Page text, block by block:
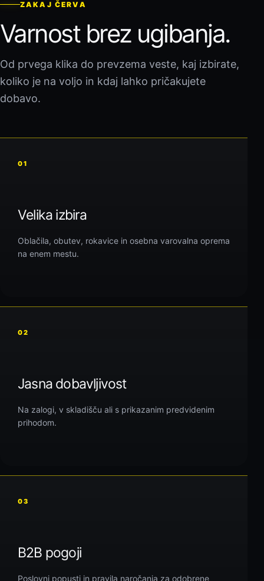
ZAKAJ ČERVA
Varnost brez ugibanja.
Od prvega klika do prevzema veste, kaj izbirate,
koliko je na voljo in kdaj lahko pričakujete
dobavo.
01
Velika izbira
Oblačila, obutev, rokavice in osebna varovalna oprema
na enem mestu.
02
Jasna dobavljivost
Na zalogi, v skladišču ali s prikazanim predvidenim
prihodom.
03
B2B pogoji
Poslovni popusti in pravila naročanja za odobrene